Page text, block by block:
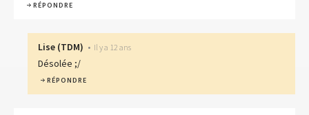
RÉPONDRE
Lise (TDM) • Il y a 12 ans
Désolée ;/
RÉPONDRE